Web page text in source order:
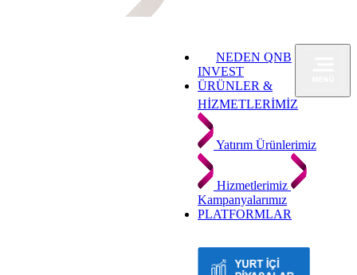
NEDEN QNB
INVEST
ÜRÜNLER &
HİZMETLERİMİZ
Yatırım Ürünlerimiz
Hizmetlerimiz
Kampanyalarımız
PLATFORMLAR